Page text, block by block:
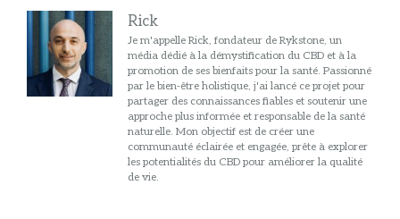
Rick
Je m'appelle Rick, fondateur de Rykstone, un
média dédié à la démystification du CBD et à la
promotion de ses bienfaits pour la santé. Passionné
par le bien-être holistique, j'ai lancé ce projet pour
partager des connaissances fiables et soutenir une
approche plus informée et responsable de la santé
naturelle. Mon objectif est de créer une
communauté éclairée et engagée, prête à explorer
les potentialités du CBD pour améliorer la qualité
de vie.